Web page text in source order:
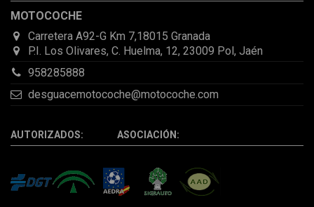
MOTOCOCHE
Carretera A92-G Km 7,18015 Granada
P.I. Los Olivares, C. Huelma, 12, 23009 Pol, Jaén
958285888
desguacemotocoche@motocoche.com
AUTORIZADOS: ASOCIACIÓN: